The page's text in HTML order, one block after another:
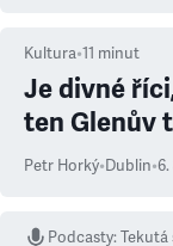
Kultura•11 minut
Je divné
ten Glenův
Petr Horký•Dublin•6.
Podcasty: